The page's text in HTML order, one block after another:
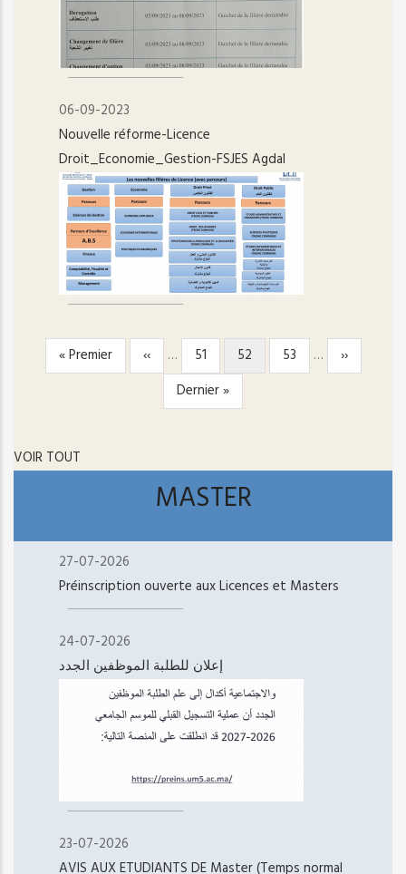
06-09-2023
Nouvelle réforme-Licence
Droit_Economie_Gestion-FSJES Agdal
PAGINATION
Première
page
« Premier
Page
précédente
‹‹ … Page
51
Page
courante
52 Page
53 …
Page
suivante
››
Dernière
page
Dernier »
VOIR TOUT
MASTER
27-07-2026
Préinscription ouverte aux Licences et Masters
24-07-2026
إعلان للطلبة الموظفين الجدد
23-07-2026
AVIS AUX ETUDIANTS DE Master (Temps normal